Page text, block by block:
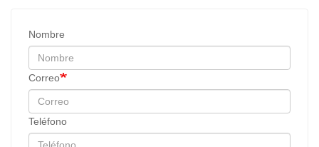
Nombre
Correo
Teléfono